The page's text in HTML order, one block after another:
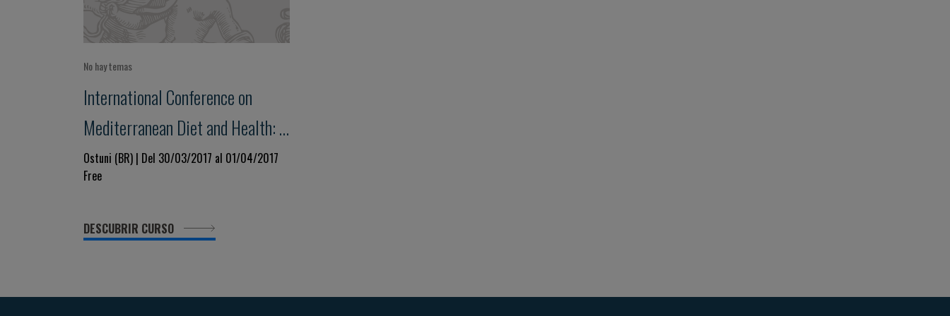
No hay temas
International Conference on
Mediterranean Diet and Health: a
lifelong approach
Ostuni (BR) | Del 30/03/2017 al 01/04/2017
Free
DESCUBRIR CURSO